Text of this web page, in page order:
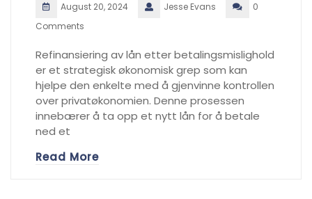
August 20, 2024 Jesse Evans
0
Comments
Refinansiering av lån etter betalingsmislighold
er et strategisk økonomisk grep som kan
hjelpe den enkelte med å gjenvinne kontrollen
over privatøkonomien. Denne prosessen
innebærer å ta opp et nytt lån for å betale
ned et
Read More